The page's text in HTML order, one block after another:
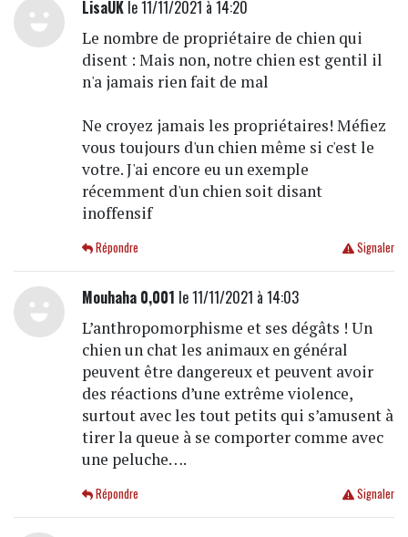
LisaUKle 11/11/2021 à 14:20
Le nombre de propriétaire de chien qui
disent : Mais non, notre chien est gentil il
n'a jamais rien fait de mal
Ne croyez jamais les propriétaires! Méfiez
vous toujours d'un chien même si c'est le
votre. J'ai encore eu un exemple
récemment d'un chien soit disant
inoffensif
Signaler
Répondre
Mouhaha 0,001 le 11/11/2021 à 14:03
L’anthropomorphisme et ses dégâts ! Un
chien un chat les animaux en général
peuvent être dangereux et peuvent avoir
des réactions d’une extrême violence,
surtout avec les tout petits qui s’amusent à
tirer la queue à se comporter comme avec
une peluche….
Signaler
Répondre